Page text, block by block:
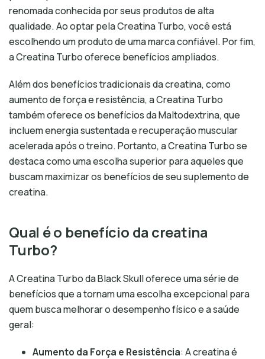
renomada conhecida por seus produtos de alta
qualidade. Ao optar pela Creatina Turbo, você está
escolhendo um produto de uma marca confiável. Por fim,
a Creatina Turbo oferece benefícios ampliados.
Além dos benefícios tradicionais da creatina, como
aumento de força e resistência, a Creatina Turbo
também oferece os benefícios da Maltodextrina, que
incluem energia sustentada e recuperação muscular
acelerada após o treino. Portanto, a Creatina Turbo se
destaca como uma escolha superior para aqueles que
buscam maximizar os benefícios de seu suplemento de
creatina.
Qual é o benefício da creatina
Turbo?
A Creatina Turbo da Black Skull oferece uma série de
benefícios que a tornam uma escolha excepcional para
quem busca melhorar o desempenho físico e a saúde
geral:
Aumento da Força e Resistência: A creatina é